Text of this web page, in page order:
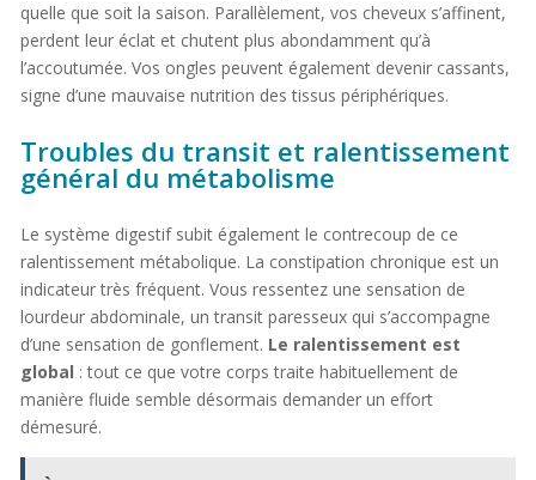
quelle que soit la saison. Parallèlement, vos cheveux s’affinent,
perdent leur éclat et chutent plus abondamment qu’à
l’accoutumée. Vos ongles peuvent également devenir cassants,
signe d’une mauvaise nutrition des tissus périphériques.
Troubles du transit et ralentissement
général du métabolisme
Le système digestif subit également le contrecoup de ce
ralentissement métabolique. La constipation chronique est un
indicateur très fréquent. Vous ressentez une sensation de
lourdeur abdominale, un transit paresseux qui s’accompagne
d’une sensation de gonflement. Le ralentissement est
global : tout ce que votre corps traite habituellement de
manière fluide semble désormais demander un effort
démesuré.